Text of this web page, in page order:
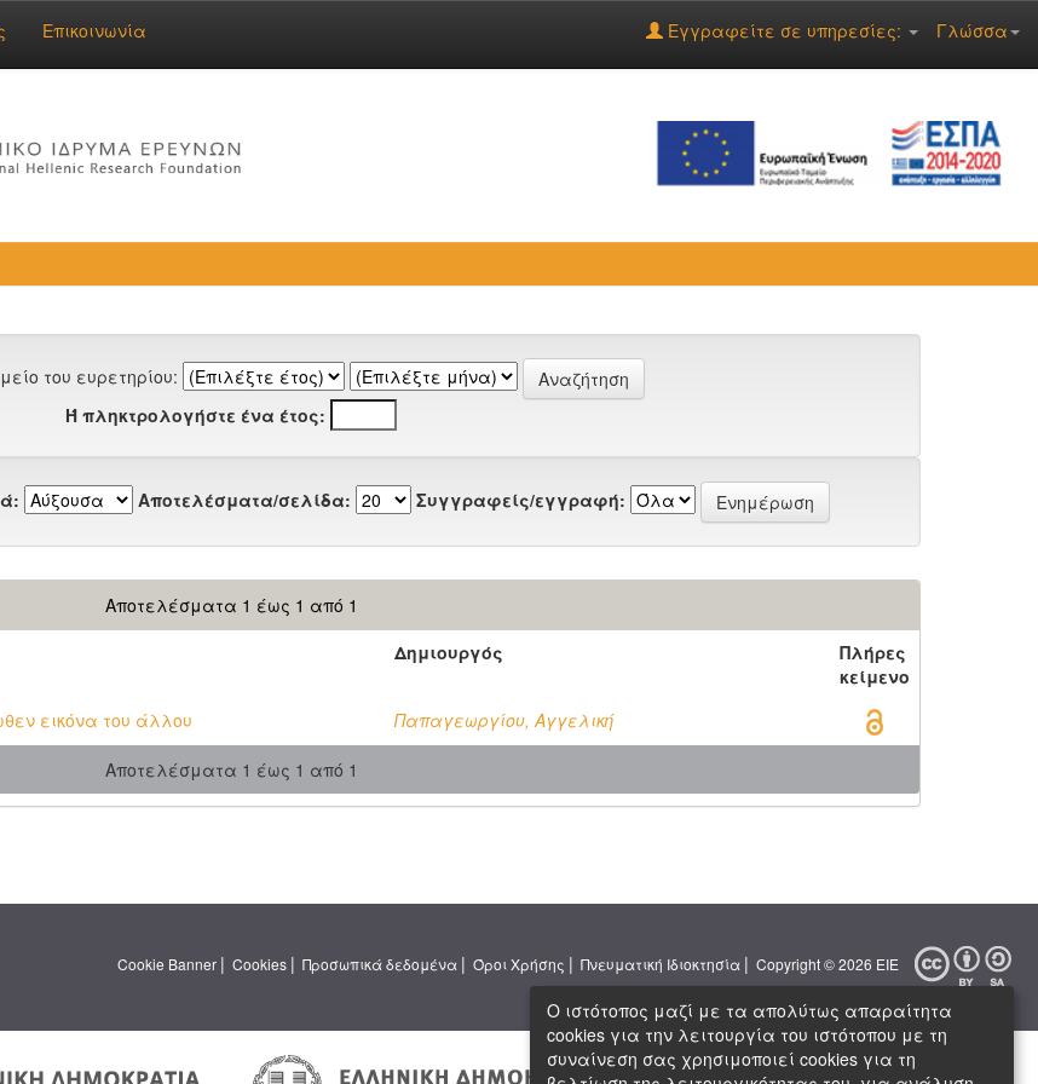
Επικοινωνία Γλώσσα
Εγγραφείτε σε υπηρεσίες:
του ευρετηρίου:
Ή πληκτρολογήστε ένα έτος:
Αποτελέσματα/σελίδα: Συγγραφείς/εγγραφή:
Αποτελέσματα 1 έως 1 από 1
Δημιουργός
Πλήρες
κείμενο
εικόνα του άλλου Παπαγεωργίου, Αγγελική
Αποτελέσματα 1 έως 1 από 1
Cookie Banner | Cookies | Προσωπικά δεδομένα | Όροι Χρήσης | Πνευματική Ιδιοκτησία | Copyright © 2026 ΕΙΕ
Ο ιστότοπος μαζί με τα απολύτως απαραίτητα
cookies για την λειτουργία του ιστότοπου με τη
συναίνεση σας χρησιμοποιεί cookies για τη